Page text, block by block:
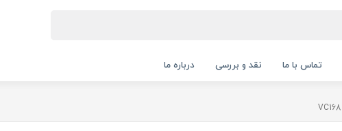
تماس با ما نقد و بررسی درباره ما